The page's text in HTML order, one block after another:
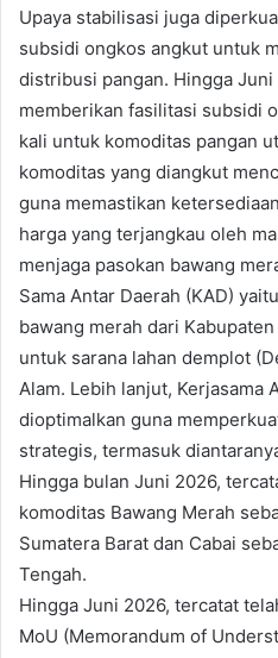
Upaya stabilisasi juga
subsidi ongkos angkut untuk
distribusi pangan. Hingga
memberikan fasilitasi subsidi
kali untuk komoditas pangan
komoditas yang diangkut
guna memastikan
harga yang terjangkau oleh
menjaga pasokan bawang
Sama Antar Daerah (KAD)
bawang merah dari
untuk sarana lahan demplot
Alam. Lebih lanjut, Kerjasama
dioptimalkan guna
strategis, termasuk
Hingga bulan Juni 2026,
komoditas Bawang Merah
Sumatera Barat dan Cabai
Tengah.
Hingga Juni 2026, tercatat
MoU (Memorandum of